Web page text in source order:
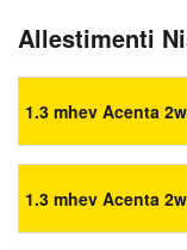
Allestimenti
1.3 mhev Acenta
1.3 mhev Acenta